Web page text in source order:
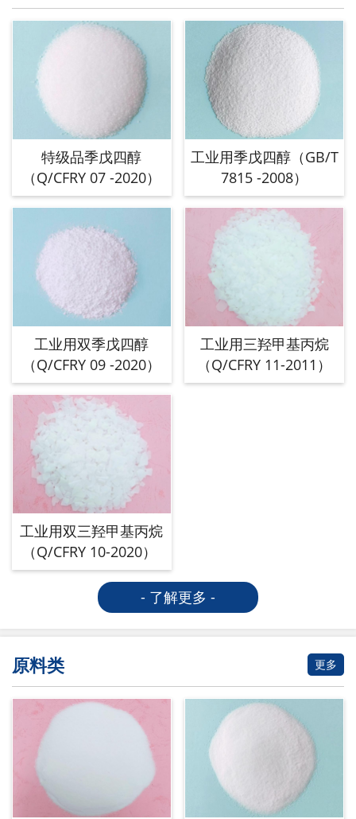
特级品季戊四醇
（Q/CFRY 07 -2020）
工业用季戊四醇（GB/T
7815 -2008）
工业用双季戊四醇
（Q/CFRY 09 -2020）
工业用三羟甲基丙烷
（Q/CFRY 11-2011）
工业用双三羟甲基丙烷
（Q/CFRY 10-2020）
- 了解更多 -
更多
原料类